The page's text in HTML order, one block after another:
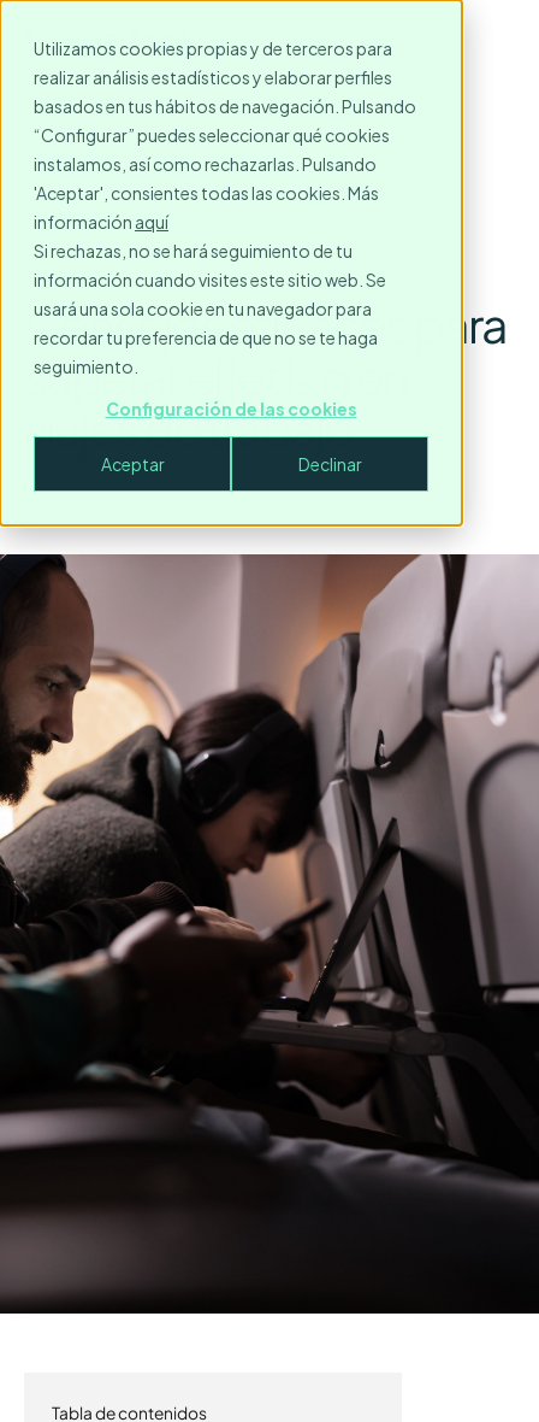
Utilizamos cookies propias y de terceros para
realizar análisis estadísticos y elaborar perfiles
basados en tus hábitos de navegación. Pulsando
“Configurar” puedes seleccionar qué cookies
instalamos, así como rechazarlas. Pulsando
'Aceptar', consientes todas las cookies. Más
información aquí
Si rechazas, no se hará seguimiento de tu
información cuando visites este sitio web. Se
usará una sola cookie en tu navegador para
recordar tu preferencia de que no se te haga
seguimiento.
Configuración de las cookies
Aceptar Declinar
Consejos eficaces para
superar el jet lag en
viajes de trabajo
June 30, 2025
Tabla de contenidos